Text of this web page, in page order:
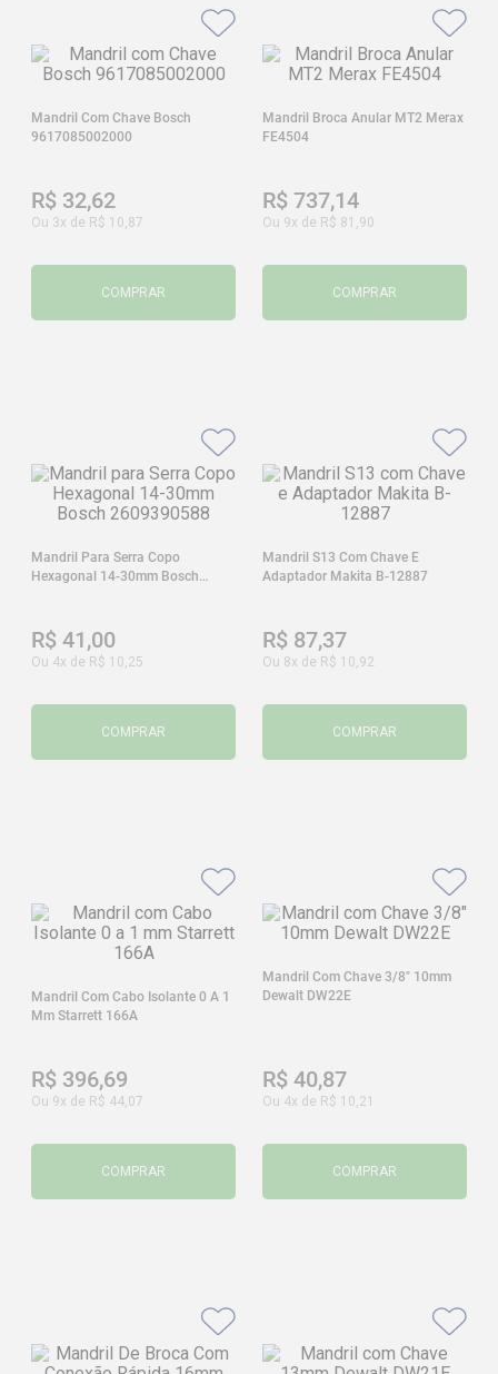
Mandril Com Chave Bosch
9617085002000
R$ 32,62
Ou 3x de R$ 10,87
COMPRAR
Mandril Broca Anular MT2 Merax
FE4504
R$ 737,14
Ou 9x de R$ 81 ,90
COMPRAR
Mandril Para Serra Copo
Hexagonal 14-30mm Bosch
R$ 41,00
Ou 4x de R$ 10,25
COMPRAR
Mandril S13 Com Chave E
Adaptador Makita B-12887
R$ 87,37
Ou 8x de R$ 10,92
COMPRAR
Mandril Com Cabo Isolante 0 A 1
Mm Starrett 166A
R$ 396,69
Ou 9x de R$ 44,07
COMPRAR
Mandril Com Chave 3/8" 10mm
Dewalt DW22E
R$ 40,87
Ou 4x de R$ 10,21
COMPRAR